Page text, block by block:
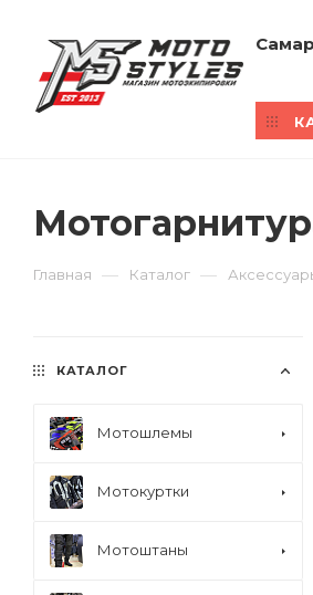
Главная — Каталог —
КАТАЛОГ
Мотошлемы
Мотокуртки
Мотоштаны